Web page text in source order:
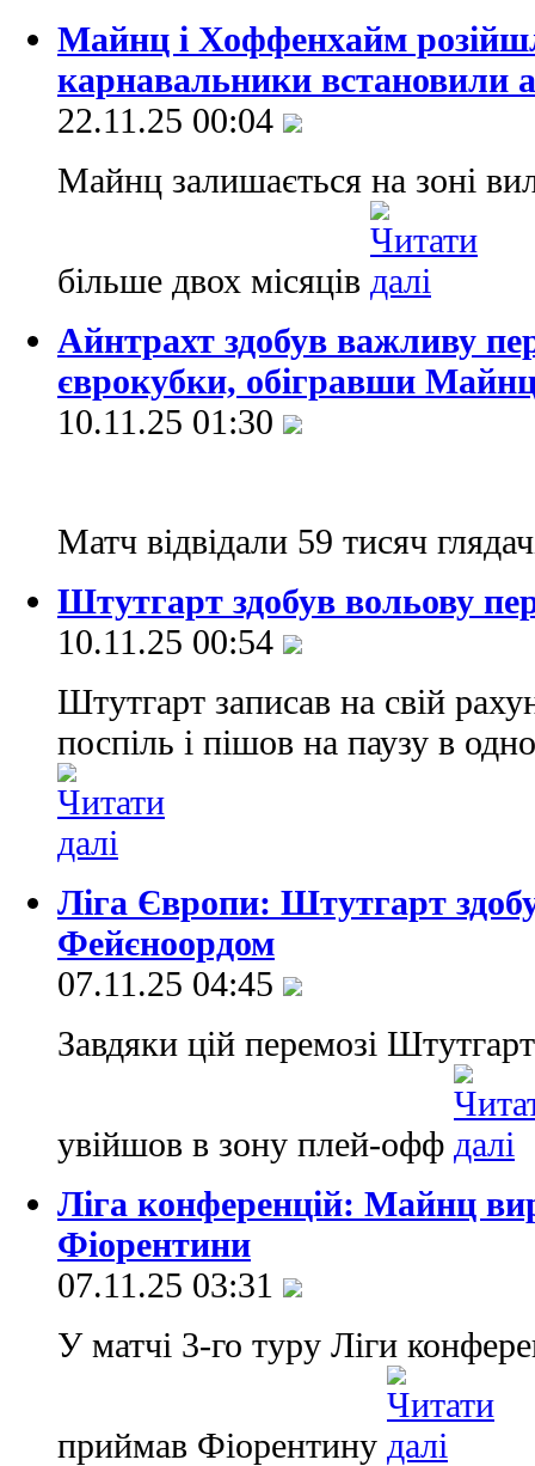
Майнц і Хоффенхайм
карнавальники встановили
22.11.25 00:04
Майнц залишається на зоні
більше двох місяців
Айнтрахт здобув важливу
єврокубки, обігравши
10.11.25 01:30
Матч відвідали 59 тисяч
Штутгарт здобув вольову
10.11.25 00:54
Штутгарт записав на свій
поспіль і пішов на паузу в
Ліга Європи: Штутгарт
Фейєноордом
07.11.25 04:45
Завдяки цій перемозі
увійшов в зону плей-офф
Ліга конференцій: Майнц
Фіорентини
07.11.25 03:31
У матчі 3-го туру Ліги
приймав Фіорентину